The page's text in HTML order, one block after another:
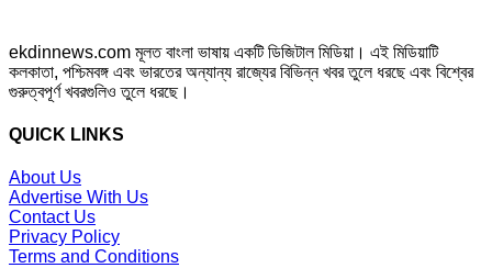
ekdinnews.com মূলত বাংলা ভাষায় একটি ডিজিটাল মিডিয়া। এই মিডিয়াটি
কলকাতা, পশ্চিমবঙ্গ এবং ভারতের অন্যান্য রাজ্যের বিভিন্ন খবর তুলে ধরছে এবং বিশ্বের
গুরুত্বপূর্ণ খবরগুলিও তুলে ধরছে।
QUICK LINKS
About Us
Advertise With Us
Contact Us
Privacy Policy
Terms and Conditions